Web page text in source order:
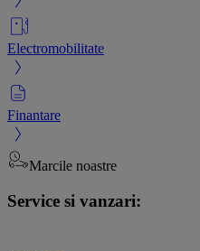
Electromobilitate
Finantare
Marcile noastre
Service si vanzari: